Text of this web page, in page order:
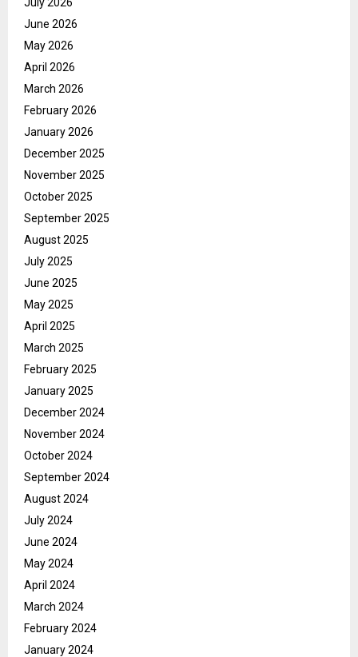
June 2026
May 2026
April 2026
March 2026
February 2026
January 2026
December 2025
November 2025
October 2025
September 2025
August 2025
July 2025
June 2025
May 2025
April 2025
March 2025
February 2025
January 2025
December 2024
November 2024
October 2024
September 2024
August 2024
July 2024
June 2024
May 2024
April 2024
March 2024
February 2024
January 2024